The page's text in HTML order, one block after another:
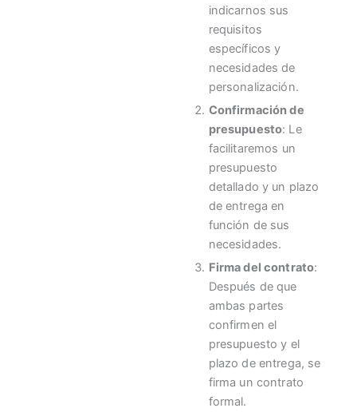
indicarnos sus
requisitos
específicos y
necesidades de
personalización.
Confirmación de
presupuesto: Le
facilitaremos un
presupuesto
detallado y un plazo
de entrega en
función de sus
necesidades.
Firma del contrato:
Después de que
ambas partes
confirmen el
presupuesto y el
plazo de entrega, se
firma un contrato
formal.